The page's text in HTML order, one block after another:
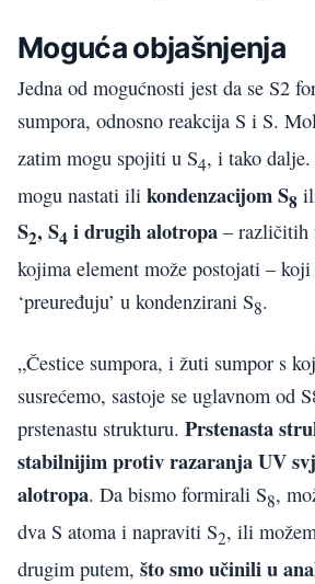
Moguća objašnjenja
Jedna od mogućnosti jest da se S2
sumpora, odnosno reakcija S i S.
zatim mogu spojiti u S4, i tako dalje.
mogu nastati ili kondenzacijom S8
S2, S4 i drugih alotropa – različitih
kojima element može postojati –
‘preuređuju’ u kondenzirani S8.
„Čestice sumpora, i žuti sumpor s
susrećemo, sastoje se uglavnom od
prstenastu strukturu. Prstenasta
stabilnijim protiv razaranja UV
alotropa. Da bismo formirali S8,
dva S atoma i napraviti S2, ili
drugim putem, što smo učinili u